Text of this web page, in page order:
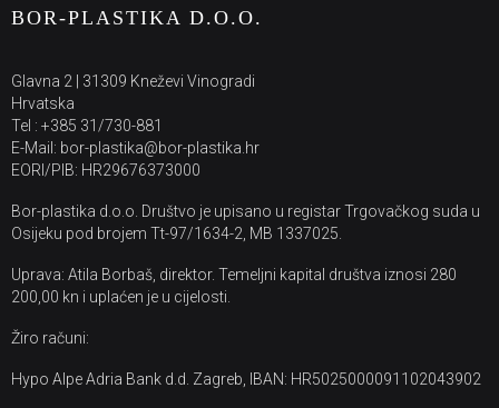
BOR-PLASTIKA D.O.O.
Glavna 2 | 31309 Kneževi Vinogradi
Hrvatska
Tel : +385 31/730-881
E-Mail: bor-plastika@bor-plastika.hr
EORI/PIB: HR29676373000
Bor-plastika d.o.o. Društvo je upisano u registar Trgovačkog suda u
Osijeku pod brojem Tt-97/1634-2, MB 1337025.
Uprava: Atila Borbaš, direktor. Temeljni kapital društva iznosi 280
200,00 kn i uplaćen je u cijelosti.
Žiro računi:
Hypo Alpe Adria Bank d.d. Zagreb, IBAN: HR5025000091102043902